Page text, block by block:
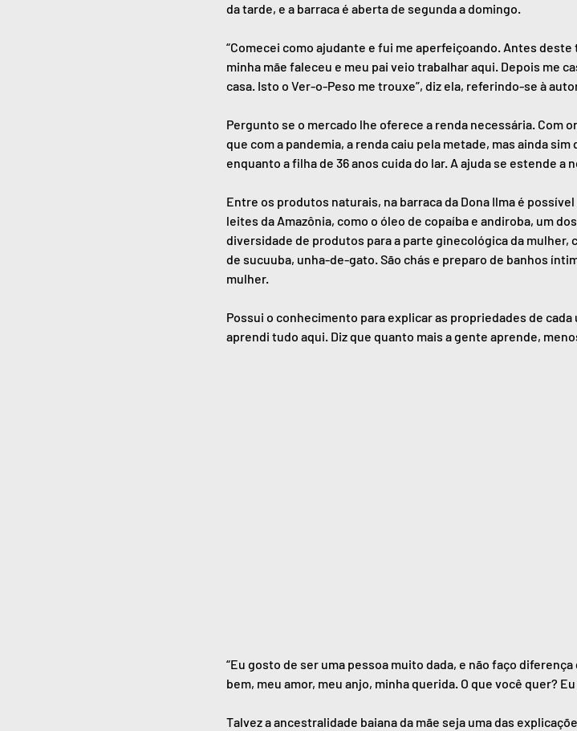
da tarde, e a barraca é aberta de segunda a domingo.
“Comecei como ajudante e fui me aperfeiçoando. Antes deste
minha mãe faleceu e meu pai veio trabalhar aqui. Depois me
casa. Isto o Ver-o-Peso me trouxe”, diz ela, referindo-se à
Pergunto se o mercado lhe oferece a renda necessária. Com
que com a pandemia, a renda caiu pela metade, mas ainda
enquanto a filha de 36 anos cuida do lar. A ajuda se estende a
Entre os produtos naturais, na barraca da Dona Ilma é
leites da Amazônia, como o óleo de copaíba e andiroba, um
diversidade de produtos para a parte ginecológica da mulher,
de sucuuba, unha-de-gato. São chás e preparo de banhos
mulher.
Possui o conhecimento para explicar as propriedades de
aprendi tudo aqui. Diz que quanto mais a gente aprende,
“Eu gosto de ser uma pessoa muito dada, e não faço
bem, meu amor, meu anjo, minha querida. O que você quer?
Talvez a ancestralidade baiana da mãe seja uma das